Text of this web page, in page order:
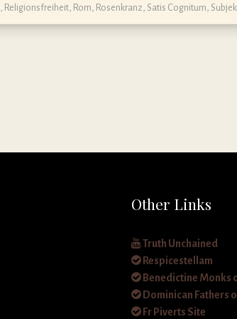
Religionsfreiheit Rom Rosenkranz Satis Cognitum
Other Links
Truth Unchained
Respicestellam
Benedictine Monks
Dominican Fathers
Fr Piverts Site